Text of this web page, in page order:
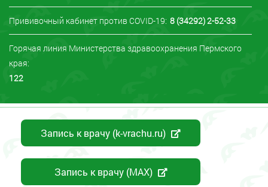
Прививочный кабинет против COVID-19: 8 (34292) 2-52-33
Горячая линия Министерства здравоохранения Пермского
края:
122
Запись к врачу (k-vrachu.ru)
Запись к врачу (MAX)